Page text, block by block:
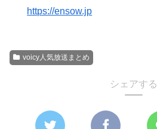
https://ensow.jp
voicy人気放送まとめ
シェアする